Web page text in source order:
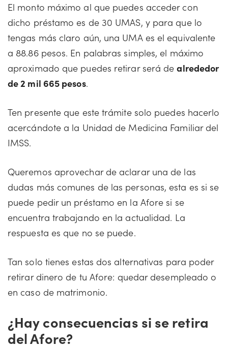
El monto máximo al que puedes acceder con
dicho préstamo es de 30 UMAS, y para que lo
tengas más claro aún, una UMA es el equivalente
a 88.86 pesos. En palabras simples, el máximo
aproximado que puedes retirar será dealrededor
de 2 mil 665 pesos.
Ten presente que este trámite solo puedes hacerlo
acercándote a la Unidad de Medicina Familiar del
IMSS.
Queremos aprovechar de aclarar una de las
dudas más comunes de las personas, esta es si se
puede pedir un préstamo en la Afore si se
encuentra trabajando en la actualidad. La
respuesta es que no se puede.
Tan solo tienes estas dos alternativas para poder
retirar dinero de tu Afore: quedar desempleado o
en caso de matrimonio.
¿Hay consecuencias si se retira
del Afore?